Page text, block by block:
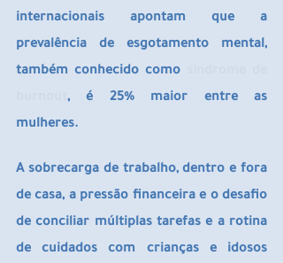
internacionais apontam que a
prevalência de esgotamento mental,
também conhecido como
, é 25% maior entre as
mulheres.
A sobrecarga de trabalho, dentro e fora
de casa, a pressão financeira e o desafio
de conciliar múltiplas tarefas e a rotina
de cuidados com crianças e idosos